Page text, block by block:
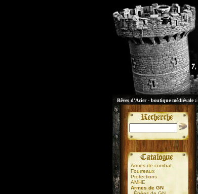
Rêves d'Acier - boutique médiévale :
Armes de combat
Fourreaux
Protections
AMHE
Armes de GN